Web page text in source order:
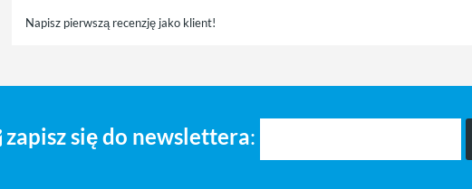
Napisz pierwszą recenzję jako klient!
zapisz się do newslettera: